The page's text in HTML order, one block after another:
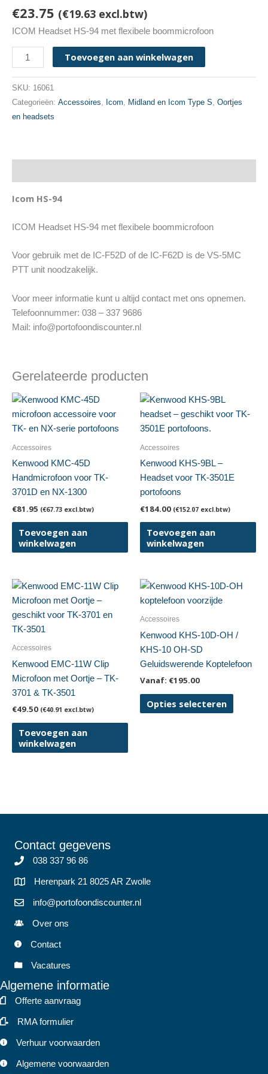
€23.75 (€19.63 excl.btw)
ICOM Headset HS-94 met flexibele boommicrofoon
Icom
HS-
Toevoegen aan winkelwagen
SKU: 16061
Categorieën: Accessoires, Icom, Midland en Icom Type S, Oortjes
en headsets
Icom HS-94
ICOM Headset HS-94 met flexibele boommicrofoon
Voor gebruik met de IC-F52D of de IC-F62D is de VS-5MC
PTT unit noodzakelijk.
Voor meer informatie kunt u altijd contact met ons opnemen.
Telefoonnummer: 038 – 337 9686
Mail: info@portofoondiscounter.nl
Gerelateerde producten
Accessoires
Kenwood KMC-45D
Handmicrofoon voor TK-
3701D en NX-1300
€81.95 (€67.73 excl.btw)
Toevoegen aan
winkelwagen
Accessoires
Kenwood KHS-9BL –
Headset voor TK-3501E
portofoons
€184.00 (€152.07 excl.btw)
Toevoegen aan
winkelwagen
Accessoires
Kenwood EMC-11W Clip
Microfoon met Oortje – TK-
3701 & TK-3501
€49.50 (€40.91 excl.btw)
Toevoegen aan
winkelwagen
Accessoires
Kenwood KHS-10D-OH /
KHS-10 OH-SD
Geluidswerende Koptelefoon
Vanaf: €195.00
Opties selecteren
Dit
product
Contact gegevens
038 337 96 86
Herenpark 21 8025 AR Zwolle
info@portofoondiscounter.nl
Over ons
Contact
Vacatures
Algemene informatie
Offerte aanvraag
RMA formulier
Verhuur voorwaarden
Algemene voorwaarden